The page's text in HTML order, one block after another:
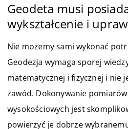
Geodeta musi
wykształcenie i
Nie możemy sami wykonać
Geodezja wymaga sporej
matematycznej i fizycznej i nie
zawód. Dokonywanie
wysokościowych jest
powierzyć je dobrze